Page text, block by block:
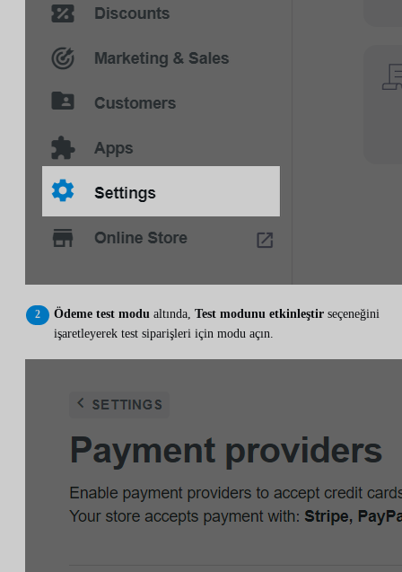
Ödeme test modu altında, Test modunu etkinleştir seçeneğini
işaretleyerek test siparişleri için modu açın.